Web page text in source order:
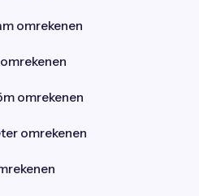
omrekenen
omrekenen
omrekenen